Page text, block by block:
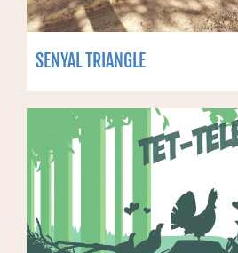
SENYAL TRIANGLE